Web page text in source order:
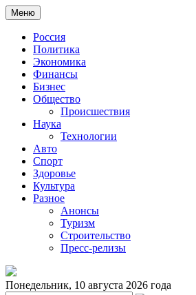
Меню
Россия
Политика
Экономика
Финансы
Бизнес
Общество
Происшествия
Наука
Технологии
Авто
Спорт
Здоровье
Культура
Разное
Анонсы
Туризм
Строительство
Пресс-релизы
Понедельник, 10 августа 2026 года